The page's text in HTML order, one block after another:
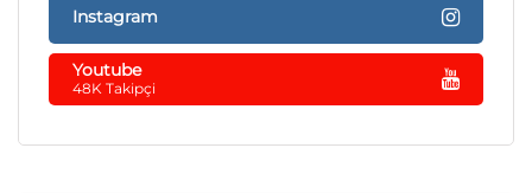
Instagram
Youtube
48K Takipçi